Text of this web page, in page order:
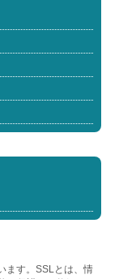
ます。SSLとは、情